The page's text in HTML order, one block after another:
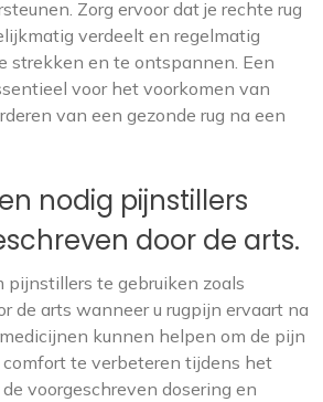
Zorg ervoor dat je rechte rug
verdeelt en regelmatig
strekken en te ontspannen. Een
voor het voorkomen van
van een gezonde rug na een
nodig pijnstillers
door de arts.
pijnstillers te gebruiken zoals
de arts wanneer u rugpijn ervaart na
kunnen helpen om de pijn
te verbeteren tijdens het
voorgeschreven dosering en